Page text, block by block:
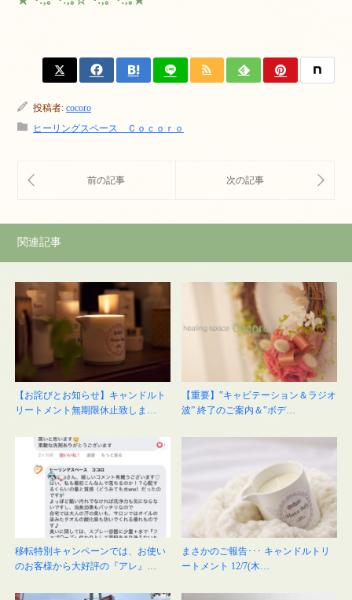
投稿者: cocoro
ヒーリングスペース Ｃｏｃｏｒｏ
関連記事
【お詫びとお知らせ】キャンドルト
リートメント無期限休止致しま…
【重要】‟キャビテーション＆ラジオ
波” 終了のご案内＆‟ボデ…
移転特別キャンペーンでは、お使い
のお客様から大好評の『アレ』…
まさかのご報告･･･ キャンドルトリ
ートメント 12/7(木…